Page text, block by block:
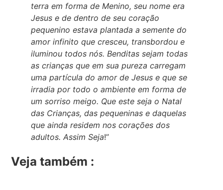
terra em forma de Menino, seu nome era
Jesus e de dentro de seu coração
pequenino estava plantada a semente do
amor infinito que cresceu, transbordou e
iluminou todos nós. Benditas sejam todas
as crianças que em sua pureza carregam
uma partícula do amor de Jesus e que se
irradia por todo o ambiente em forma de
um sorriso meigo. Que este seja o Natal
das Crianças, das pequeninas e daquelas
que ainda residem nos corações dos
adultos. Assim Seja!”
Veja também :